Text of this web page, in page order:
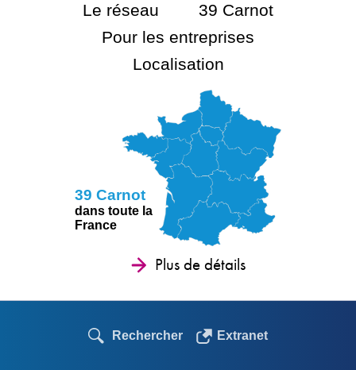
Le réseau
39 Carnot
Pour les entreprises
Localisation
39 Carnot
dans toute la
France
Plus de détails
Rechercher Extranet